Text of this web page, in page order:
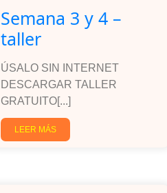
Semana 3 y 4 –
taller
ÚSALO SIN INTERNET
DESCARGAR TALLER
GRATUITO[...]
LEER MÁS